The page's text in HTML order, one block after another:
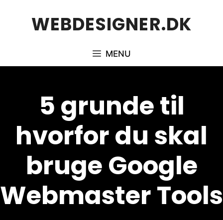
WEBDESIGNER.DK
MENU
5 grunde til
hvorfor du skal
bruge Google
Webmaster Tools